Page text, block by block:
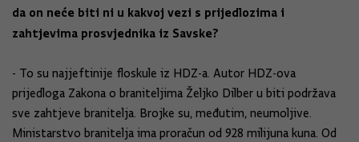
da on neće biti ni u kakvoj vezi s prijedlozima i
zahtjevima prosvjednika iz Savske?
- To su najjeftinije floskule iz HDZ-a. Autor HDZ-ova
prijedloga Zakona o braniteljima Željko Dilber u biti podržava
sve zahtjeve branitelja. Brojke su, međutim, neumoljive.
Ministarstvo branitelja ima proračun od 928 milijuna kuna. Od